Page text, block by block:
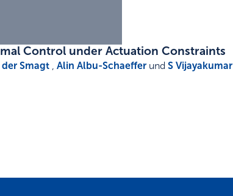
Control under Actuation Constraints
Smagt Alin Albu-Schaeffer und S Vijayakumar